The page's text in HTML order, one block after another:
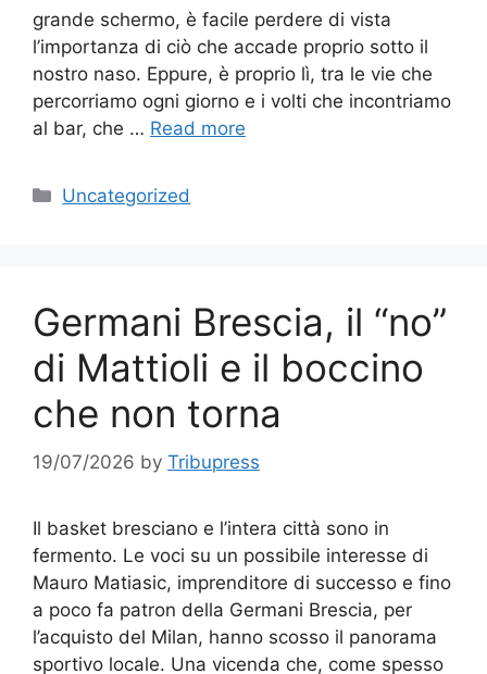
grande schermo, è facile perdere di vista
l’importanza di ciò che accade proprio sotto il
nostro naso. Eppure, è proprio lì, tra le vie che
percorriamo ogni giorno e i volti che incontriamo
al bar, che … Read more
Categories
Uncategorized
Germani Brescia, il “no”
di Mattioli e il boccino
che non torna
19/07/2026 by Tribupress
Il basket bresciano e l’intera città sono in
fermento. Le voci su un possibile interesse di
Mauro Matiasic, imprenditore di successo e fino
a poco fa patron della Germani Brescia, per
l’acquisto del Milan, hanno scosso il panorama
sportivo locale. Una vicenda che, come spesso